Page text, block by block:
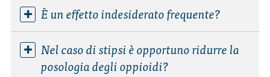
È un effetto indesiderato frequente?
Nel caso di stipsi è opportuno ridurre la
posologia degli oppioidi?